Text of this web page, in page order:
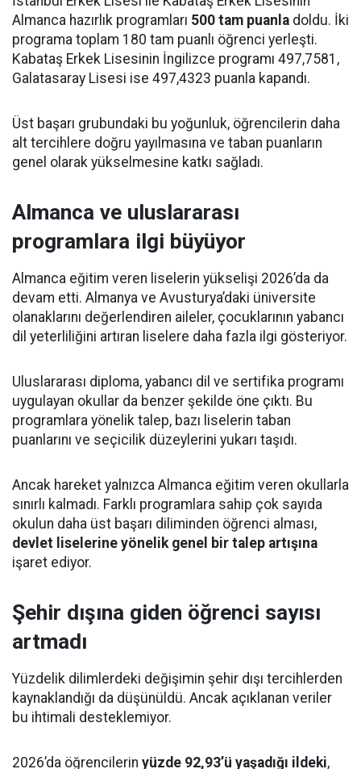
Almanca hazırlık programları 500 tam puanla doldu. İki
programa toplam 180 tam puanlı öğrenci yerleşti.
Kabataş Erkek Lisesinin İngilizce programı 497,7581,
Galatasaray Lisesi ise 497,4323 puanla kapandı.
Üst başarı grubundaki bu yoğunluk, öğrencilerin daha
alt tercihlere doğru yayılmasına ve taban puanların
genel olarak yükselmesine katkı sağladı.
Almanca ve uluslararası
programlara ilgi büyüyor
Almanca eğitim veren liselerin yükselişi 2026’da da
devam etti. Almanya ve Avusturya’daki üniversite
olanaklarını değerlendiren aileler, çocuklarının yabancı
dil yeterliliğini artıran liselere daha fazla ilgi gösteriyor.
Uluslararası diploma, yabancı dil ve sertifika programı
uygulayan okullar da benzer şekilde öne çıktı. Bu
programlara yönelik talep, bazı liselerin taban
puanlarını ve seçicilik düzeylerini yukarı taşıdı.
Ancak hareket yalnızca Almanca eğitim veren okullarla
sınırlı kalmadı. Farklı programlara sahip çok sayıda
okulun daha üst başarı diliminden öğrenci alması,
devlet liselerine yönelik genel bir talep artışına
işaret ediyor.
Şehir dışına giden öğrenci sayısı
artmadı
Yüzdelik dilimlerdeki değişimin şehir dışı tercihlerden
kaynaklandığı da düşünüldü. Ancak açıklanan veriler
bu ihtimali desteklemiyor.
2026’da öğrencilerin yüzde 92,93’ü yaşadığı ildeki,